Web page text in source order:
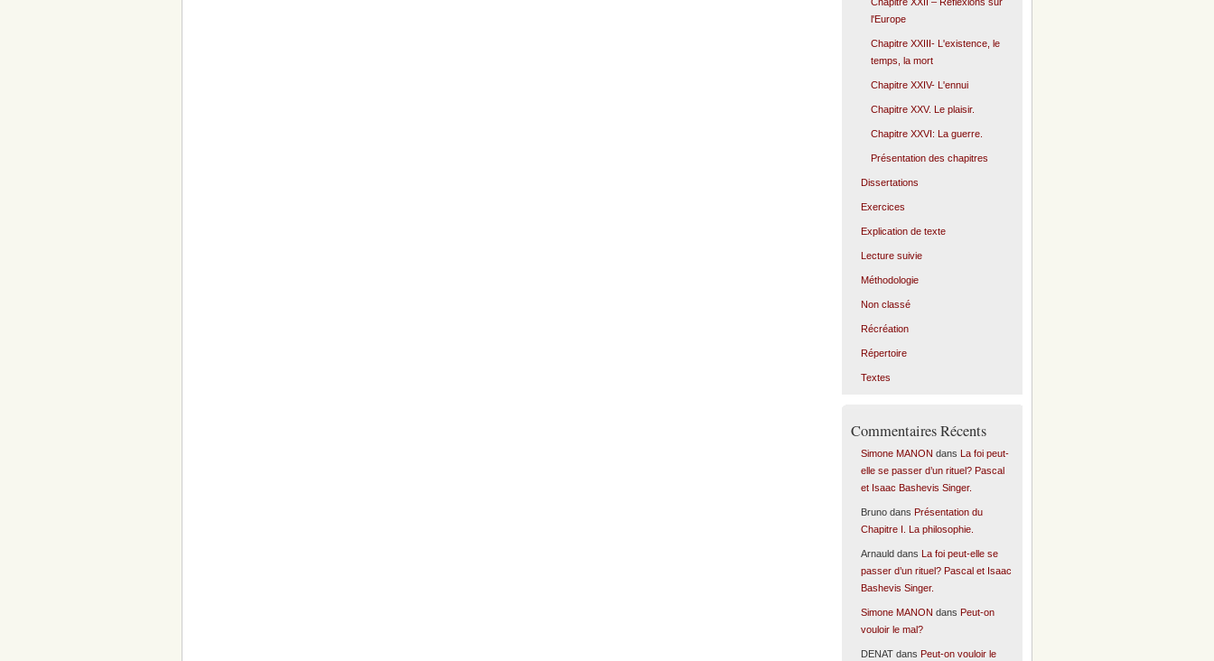
Chapitre XXII – Réflexions sur
l'Europe
Chapitre XXIII- L'existence, le
temps, la mort
Chapitre XXIV- L'ennui
Chapitre XXV. Le plaisir.
Chapitre XXVI: La guerre.
Présentation des chapitres
Dissertations
Exercices
Explication de texte
Lecture suivie
Méthodologie
Non classé
Récréation
Répertoire
Textes
Commentaires Récents
Simone MANON dans
La foi peut-
elle se passer d’un rituel? Pascal
et Isaac Bashevis Singer.
Brunodans Présentation du
Chapitre I. La philosophie.
Arnauld dans
La foi peut-elle se
passer d’un rituel? Pascal et Isaac
Bashevis Singer.
Simone MANON dans Peut-on
vouloir le mal?
DENATdans Peut-on vouloir le